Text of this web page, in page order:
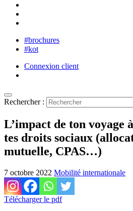
#brochures
#kot
Connexion client
Rechercher :
L’impact de ton voyage
tes droits sociaux
mutuelle, CPAS…)
7 octobre 2022 Mobilité internationale
Télécharger le pdf